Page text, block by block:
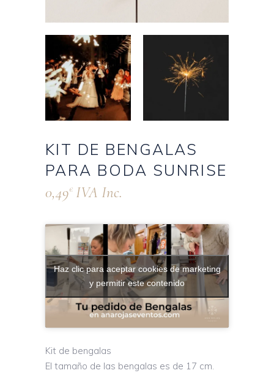
KIT DE BENGALAS
PARA BODA SUNRISE
0,49€ IVA Inc.
Haz clic para aceptar cookies de marketing
y permitir este contenido
Kit de bengalas
El tamaño de las bengalas es de 17 cm.